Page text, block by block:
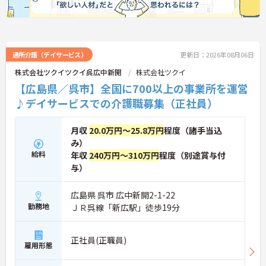
通所介護（デイサービス） 更新日：2026年08月06日
株式会社ツクイツクイ呉広中新開 株式会社ツクイ
【広島県／呉市】全国に700以上の事業所を運営
♪デイサービスでの介護職募集（正社員）
給料
月収 20.0万円～25.8万円程度（諸手当込
み）
年収 240万円～310万円程度（別途賞与付
与）
勤務地
広島県 呉市 広中新開2-1-22
ＪＲ呉線「新広駅」徒歩19分
雇用形態 正社員(正職員)